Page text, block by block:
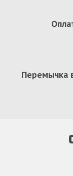
Перемычка